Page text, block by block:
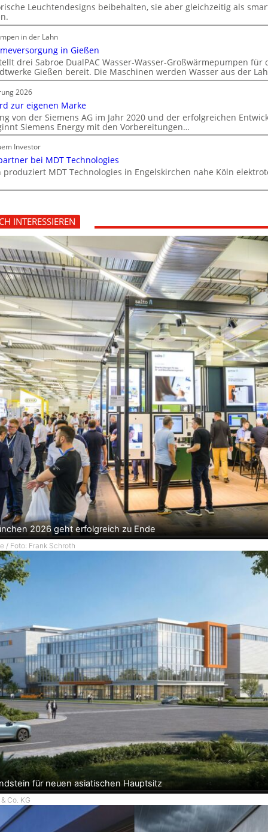
Leuchtendesigns beibehalten, sie aber gleichzeitig als
in der Lahn
in Gießen
drei Sabroe DualPAC Wasser-Wasser-Großwärmepumpen für
Gießen bereit. Die Maschinen werden Wasser aus der
2026
zur eigenen Marke
von der Siemens AG im Jahr 2020 und der erfolgreichen
Siemens Energy mit den Vorbereitungen…
Investor
bei MDT Technologies
produziert MDT Technologies in Engelskirchen nahe Köln
INTERESSIEREN
2026 geht erfolgreich zu Ende
/ Foto: Frank Schroth
für neuen asiatischen Hauptsitz
Co. KG